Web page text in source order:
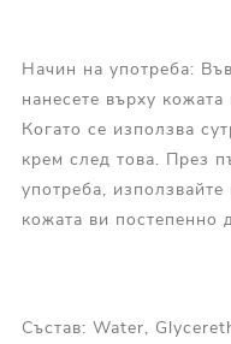
Начин на употреба:
нанесете върху
Когато се използва
крем след това. През
употреба,
кожата ви постепенно
Състав: Water,